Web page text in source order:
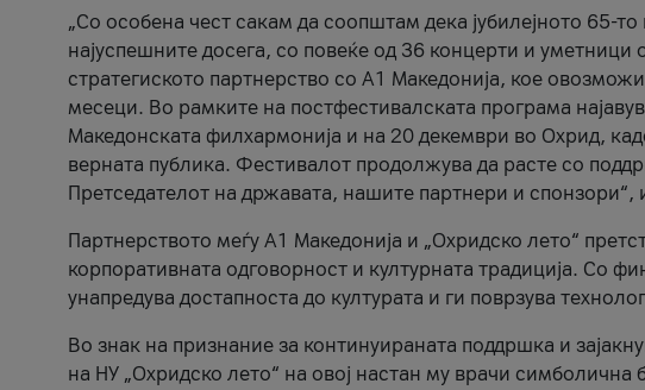
„Со особена чест сакам да соопштам дека јубилејното 65-
најуспешните досега, со повеќе од 36 концерти и
стратегиското партнерство со А1 Македонија, кое
месеци. Во рамките на постфестивалската програма
Македонската филхармонија и на 20 декември во Охрид,
верната публика. Фестивалот продолжува да расте со
Претседателот на државата, нашите партнери и спонзори“,
Партнерството меѓу A1 Македонија и „Охридско лето“
корпоративната одговорност и културната традиција. Со
унапредува достапноста до културата и ги поврзува
Во знак на признание за континуираната поддршка и
на НУ „Охридско лето“ на овој настан му врачи